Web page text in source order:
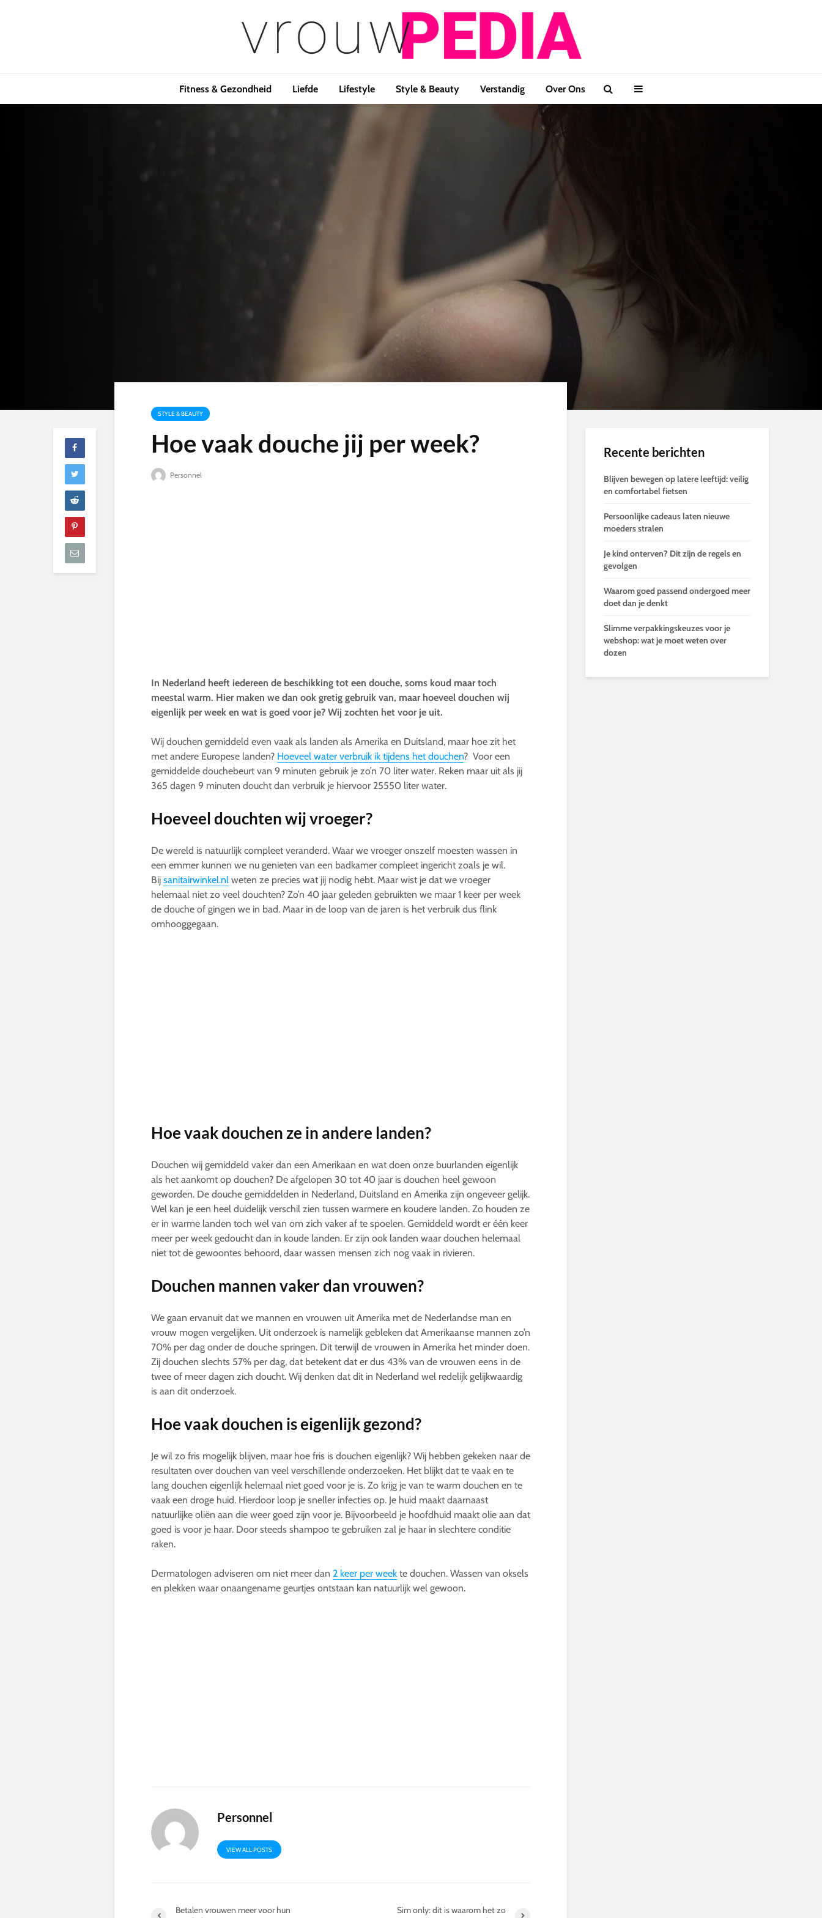
Fitness & Gezondheid Liefde Lifestyle Style & Beauty Verstandig Over Ons
STYLE & BEAUTY
Hoe vaak douche jij per week?
Personnel
In Nederland heeft iedereen de beschikking tot een douche, soms koud maar toch
meestal warm. Hier maken we dan ook gretig gebruik van, maar hoeveel douchen wij
eigenlijk per week en wat is goed voor je? Wij zochten het voor je uit.
Wij douchen gemiddeld even vaak als landen als Amerika en Duitsland, maar hoe zit het
met andere Europese landen? Hoeveel water verbruik ik tijdens het douchen? Voor een
gemiddelde douchebeurt van 9 minuten gebruik je zo’n 70 liter water. Reken maar uit als jij
365 dagen 9 minuten doucht dan verbruik je hiervoor 25550 liter water.
Hoeveel douchten wij vroeger?
De wereld is natuurlijk compleet veranderd. Waar we vroeger onszelf moesten wassen in
een emmer kunnen we nu genieten van een badkamer compleet ingericht zoals je wil.
Bij sanitairwinkel.nl weten ze precies wat jij nodig hebt. Maar wist je dat we vroeger
helemaal niet zo veel douchten? Zo’n 40 jaar geleden gebruikten we maar 1 keer per week
de douche of gingen we in bad. Maar in de loop van de jaren is het verbruik dus flink
omhooggegaan.
Hoe vaak douchen ze in andere landen?
Douchen wij gemiddeld vaker dan een Amerikaan en wat doen onze buurlanden eigenlijk
als het aankomt op douchen? De afgelopen 30 tot 40 jaar is douchen heel gewoon
geworden. De douche gemiddelden in Nederland, Duitsland en Amerika zijn ongeveer gelijk.
Wel kan je een heel duidelijk verschil zien tussen warmere en koudere landen. Zo houden ze
er in warme landen toch wel van om zich vaker af te spoelen. Gemiddeld wordt er één keer
meer per week gedoucht dan in koude landen. Er zijn ook landen waar douchen helemaal
niet tot de gewoontes behoord, daar wassen mensen zich nog vaak in rivieren.
Douchen mannen vaker dan vrouwen?
We gaan ervanuit dat we mannen en vrouwen uit Amerika met de Nederlandse man en
vrouw mogen vergelijken. Uit onderzoek is namelijk gebleken dat Amerikaanse mannen zo’n
70% per dag onder de douche springen. Dit terwijl de vrouwen in Amerika het minder doen.
Zij douchen slechts 57% per dag, dat betekent dat er dus 43% van de vrouwen eens in de
twee of meer dagen zich doucht. Wij denken dat dit in Nederland wel redelijk gelijkwaardig
is aan dit onderzoek.
Hoe vaak douchen is eigenlijk gezond?
Je wil zo fris mogelijk blijven, maar hoe fris is douchen eigenlijk? Wij hebben gekeken naar de
resultaten over douchen van veel verschillende onderzoeken. Het blijkt dat te vaak en te
lang douchen eigenlijk helemaal niet goed voor je is. Zo krijg je van te warm douchen en te
vaak een droge huid. Hierdoor loop je sneller infecties op. Je huid maakt daarnaast
natuurlijke oliën aan die weer goed zijn voor je. Bijvoorbeeld je hoofdhuid maakt olie aan dat
goed is voor je haar. Door steeds shampoo te gebruiken zal je haar in slechtere conditie
raken.
Dermatologen adviseren om niet meer dan 2 keer per week te douchen. Wassen van oksels
en plekken waar onaangename geurtjes ontstaan kan natuurlijk wel gewoon.
Personnel
VIEW ALL POSTS
Betalen vrouwen meer voor hun
Sim only: dit is waarom het zo
Recente berichten
Blijven bewegen op latere leeftijd: veilig
en comfortabel fietsen
Persoonlijke cadeaus laten nieuwe
moeders stralen
Je kind onterven? Dit zijn de regels en
gevolgen
Waarom goed passend ondergoed meer
doet dan je denkt
Slimme verpakkingskeuzes voor je
webshop: wat je moet weten over
dozen